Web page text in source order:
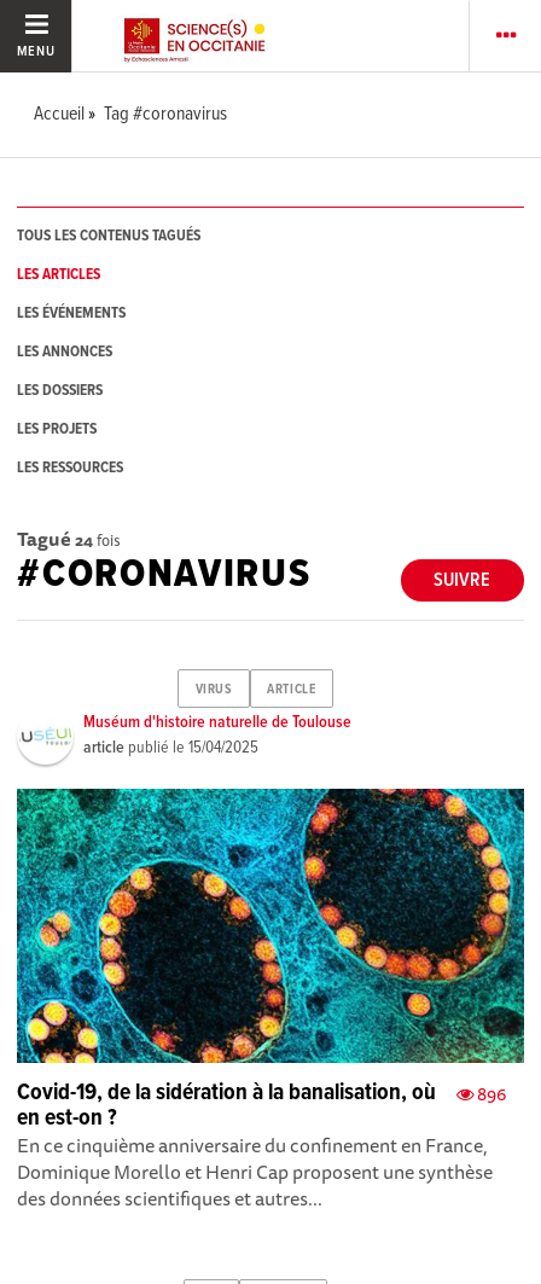
MENU
Accueil Tag #coronavirus
TOUS LES CONTENUS TAGUÉS
LES ARTICLES
LES ÉVÉNEMENTS
LES ANNONCES
LES DOSSIERS
LES PROJETS
LES RESSOURCES
Tagué 24fois
SUIVRE
#CORONAVIRUS
VIRUS ARTICLE
Muséum d'histoire naturelle de Toulouse
article publié le15/04/2025
896
Covid-19, de la sidération à la banalisation, où
en est-on ?
En ce cinquième anniversaire du confinement en France,
Dominique Morello et Henri Cap proposent une synthèse
des données scientifiques et autres...